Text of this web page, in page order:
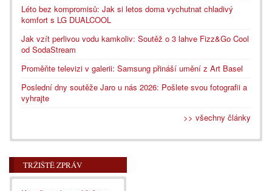
Léto bez kompromisů: Jak si letos doma vychutnat chladivý
komfort s LG DUALCOOL
Jak vzít perlivou vodu kamkoliv: Soutěž o 3 lahve Fizz&Go Cool
od SodaStream
Proměňte televizi v galerii: Samsung přináší umění z Art Basel
Poslední dny soutěže Jaro u nás 2026: Pošlete svou fotografii a
vyhrajte
>> všechny články
TRŽIŠTĚ ZPRÁV